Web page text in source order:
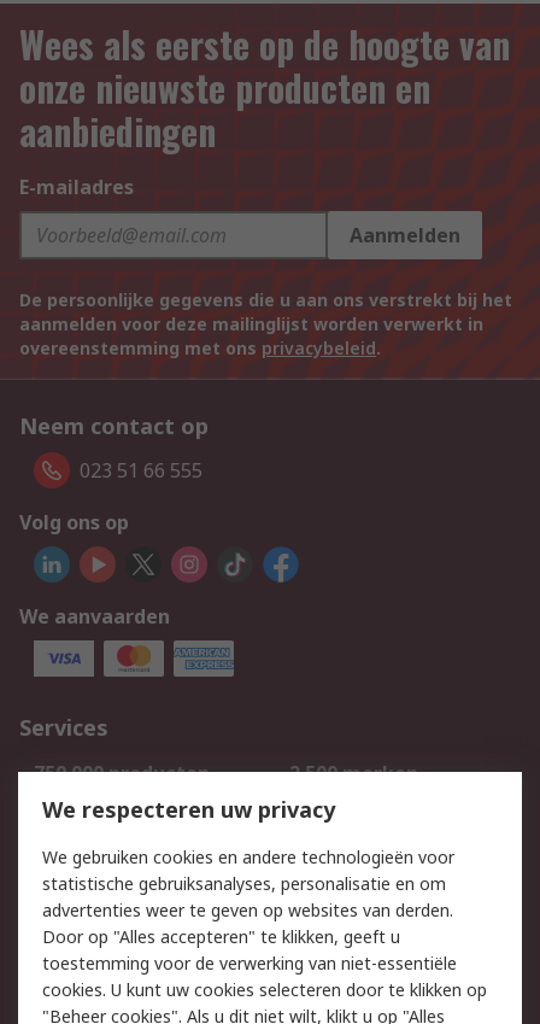
Wees als eerste op de hoogte van
onze nieuwste producten en
aanbiedingen
E-mailadres
Aanmelden
De persoonlijke gegevens die u aan ons verstrekt bij het
aanmelden voor deze mailinglijst worden verwerkt in
overeenstemming met ons privacybeleid.
Neem contact op
023 51 66 555
Volg ons op
We aanvaarden
Services
750.000 producten
2.500 merken
Bestellen
Inkoopoplossingen
Track & Trace
Wettelijk
Cookiebeleid
Email veiligheid
Privacybeleid
Websitevoorwaarden
We respecteren uw privacy
We gebruiken cookies en andere technologieën voor
statistische gebruiksanalyses, personalisatie en om
advertenties weer te geven op websites van derden.
Door op "Alles accepteren" te klikken, geeft u
toestemming voor de verwerking van niet-essentiële
cookies. U kunt uw cookies selecteren door te klikken op
"Beheer cookies". Als u dit niet wilt, klikt u op "Alles